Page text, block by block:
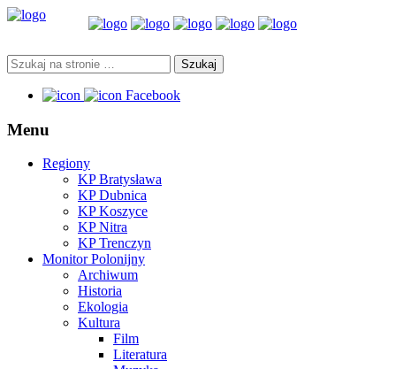
Facebook
Menu
Regiony
KP Bratysława
KP Dubnica
KP Koszyce
KP Nitra
KP Trenczyn
Monitor Polonijny
Archiwum
Historia
Ekologia
Kultura
Film
Literatura